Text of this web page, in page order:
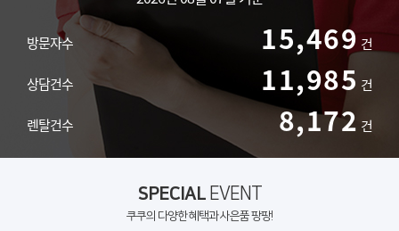
방문자수 15,469 건
상담건수 11,985 건
렌탈건수 8,172 건
SPECIALEVENT
쿠쿠의 다양한 혜택과 사은품 팡팡!